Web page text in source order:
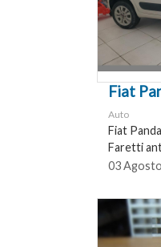
Fiat
Auto
Fiat
Faretti
03